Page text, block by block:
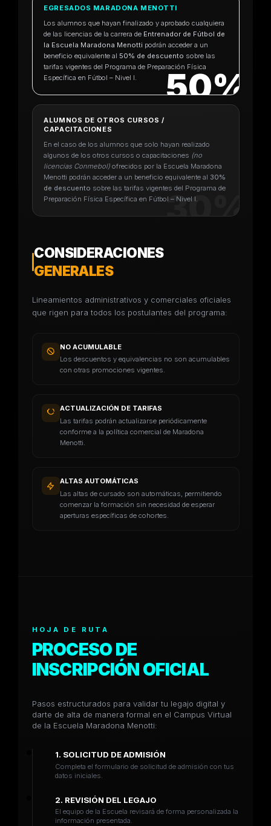
50%
EGRESADOS MARADONA MENOTTI
Los alumnos que hayan finalizado y aprobado cualquiera
de las licencias de la carrera de Entrenador de Fútbol de
la Escuela Maradona Menotti podrán acceder a un
beneficio equivalente al50% de descuento sobre las
tarifas vigentes del Programa de Preparación Física
Específica en Fútbol – Nivel I.
30%
ALUMNOS DE OTROS CURSOS /
CAPACITACIONES
En el caso de los alumnos que solo hayan realizado
algunos de los otros cursos o capacitaciones (no
licencias Conmebol) ofrecidos por la Escuela Maradona
Menotti podrán acceder a un beneficio equivalente al 30%
de descuento sobre las tarifas vigentes del Programa de
Preparación Física Específica en Fútbol – Nivel I.
CONSIDERACIONES
GENERALES
Lineamientos administrativos y comerciales oficiales
que rigen para todos los postulantes del programa:
NO ACUMULABLE
Los descuentos y equivalencias no son acumulables
con otras promociones vigentes.
ACTUALIZACIÓN DE TARIFAS
Las tarifas podrán actualizarse periódicamente
conforme a la política comercial de Maradona
Menotti.
ALTAS AUTOMÁTICAS
Las altas de cursado son automáticas, permitiendo
comenzar la formación sin necesidad de esperar
aperturas específicas de cohortes.
HOJA DE RUTA
PROCESO DE
INSCRIPCIÓN OFICIAL
Pasos estructurados para validar tu legajo digital y
darte de alta de manera formal en el Campus Virtual
de la Escuela Maradona Menotti:
1. SOLICITUD DE ADMISIÓN
Completa el formulario de solicitud de admisión con tus
datos iniciales.
2. REVISIÓN DEL LEGAJO
El equipo de la Escuela revisará de forma personalizada la
información presentada.